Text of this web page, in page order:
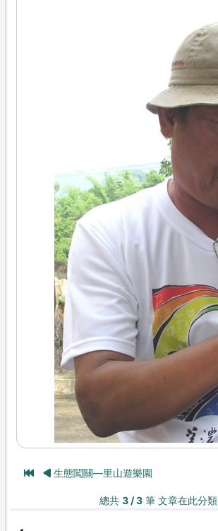
生態闖關—里山遊樂園
總共 3 / 3筆 文章在此分類